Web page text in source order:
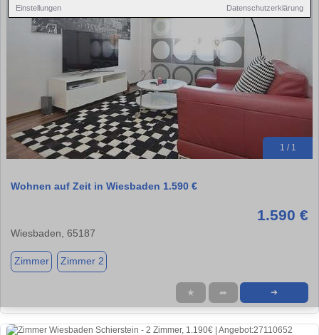
Einstellungen Datenschutzerklärung
1 / 1
Wohnen auf Zeit in Wiesbaden 1.590 €
1.590 €
Wiesbaden, 65187
Zimmer Zimmer 2
★ ➦ ➜